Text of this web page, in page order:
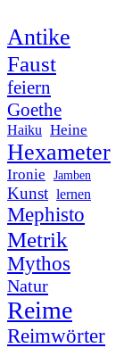
Antike
Faust
feiern
Goethe
Haiku Heine
Hexameter
Ironie Jamben
Kunst lernen
Mephisto
Metrik
Mythos
Natur
Reime
Reimwörter